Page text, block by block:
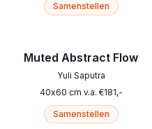
Samenstellen
Muted Abstract Flow
Yuli Saputra
40x60 cm v.a. €181,-
Samenstellen